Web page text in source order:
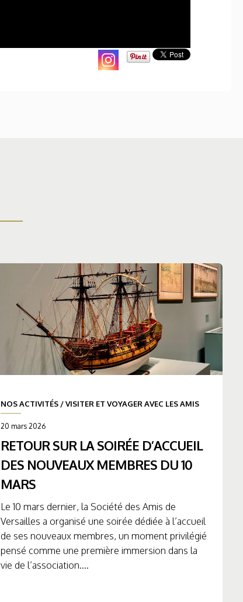
NOS ACTIVITÉS /VISITER ET VOYAGER AVEC LES AMIS
20 mars 2026
RETOUR SUR LA SOIRÉE D’ACCUEIL
DES NOUVEAUX MEMBRES DU 10
MARS
Le 10 mars dernier, la Société des Amis de
Versailles a organisé une soirée dédiée à l’accueil
de ses nouveaux membres, un moment privilégié
pensé comme une première immersion dans la
vie de l’association....